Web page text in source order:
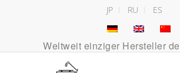
JP RU ES
Weltweit einziger Hersteller